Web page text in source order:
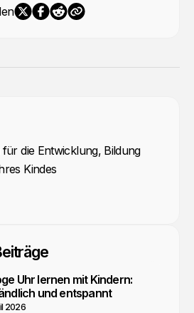
die Entwicklung, Bildung
Kindes
Uhr lernen mit Kindern:
und entspannt
2026